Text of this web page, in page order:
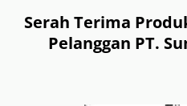
Serah Terima
Pelanggan PT.